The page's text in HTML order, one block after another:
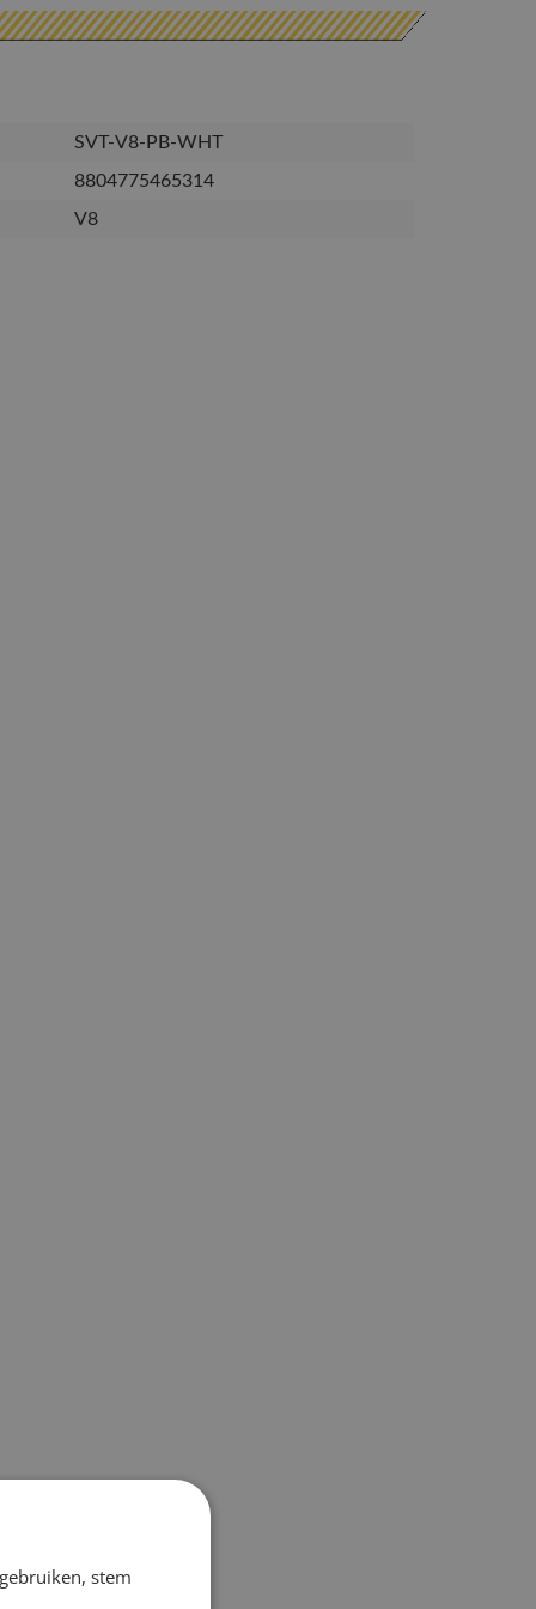
SVT-V8-PB-WHT
8804775465314
V8
stem